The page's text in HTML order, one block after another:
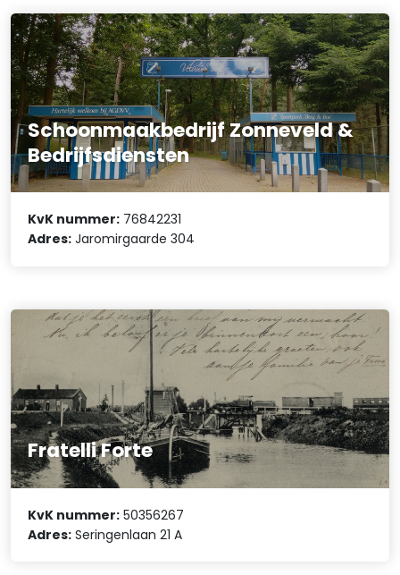
Schoonmaakbedrijf Zonneveld &
Bedrijfsdiensten
KvK nummer: 76842231
Adres: Jaromirgaarde 304
Fratelli Forte
KvK nummer: 50356267
Adres: Seringenlaan 21 A